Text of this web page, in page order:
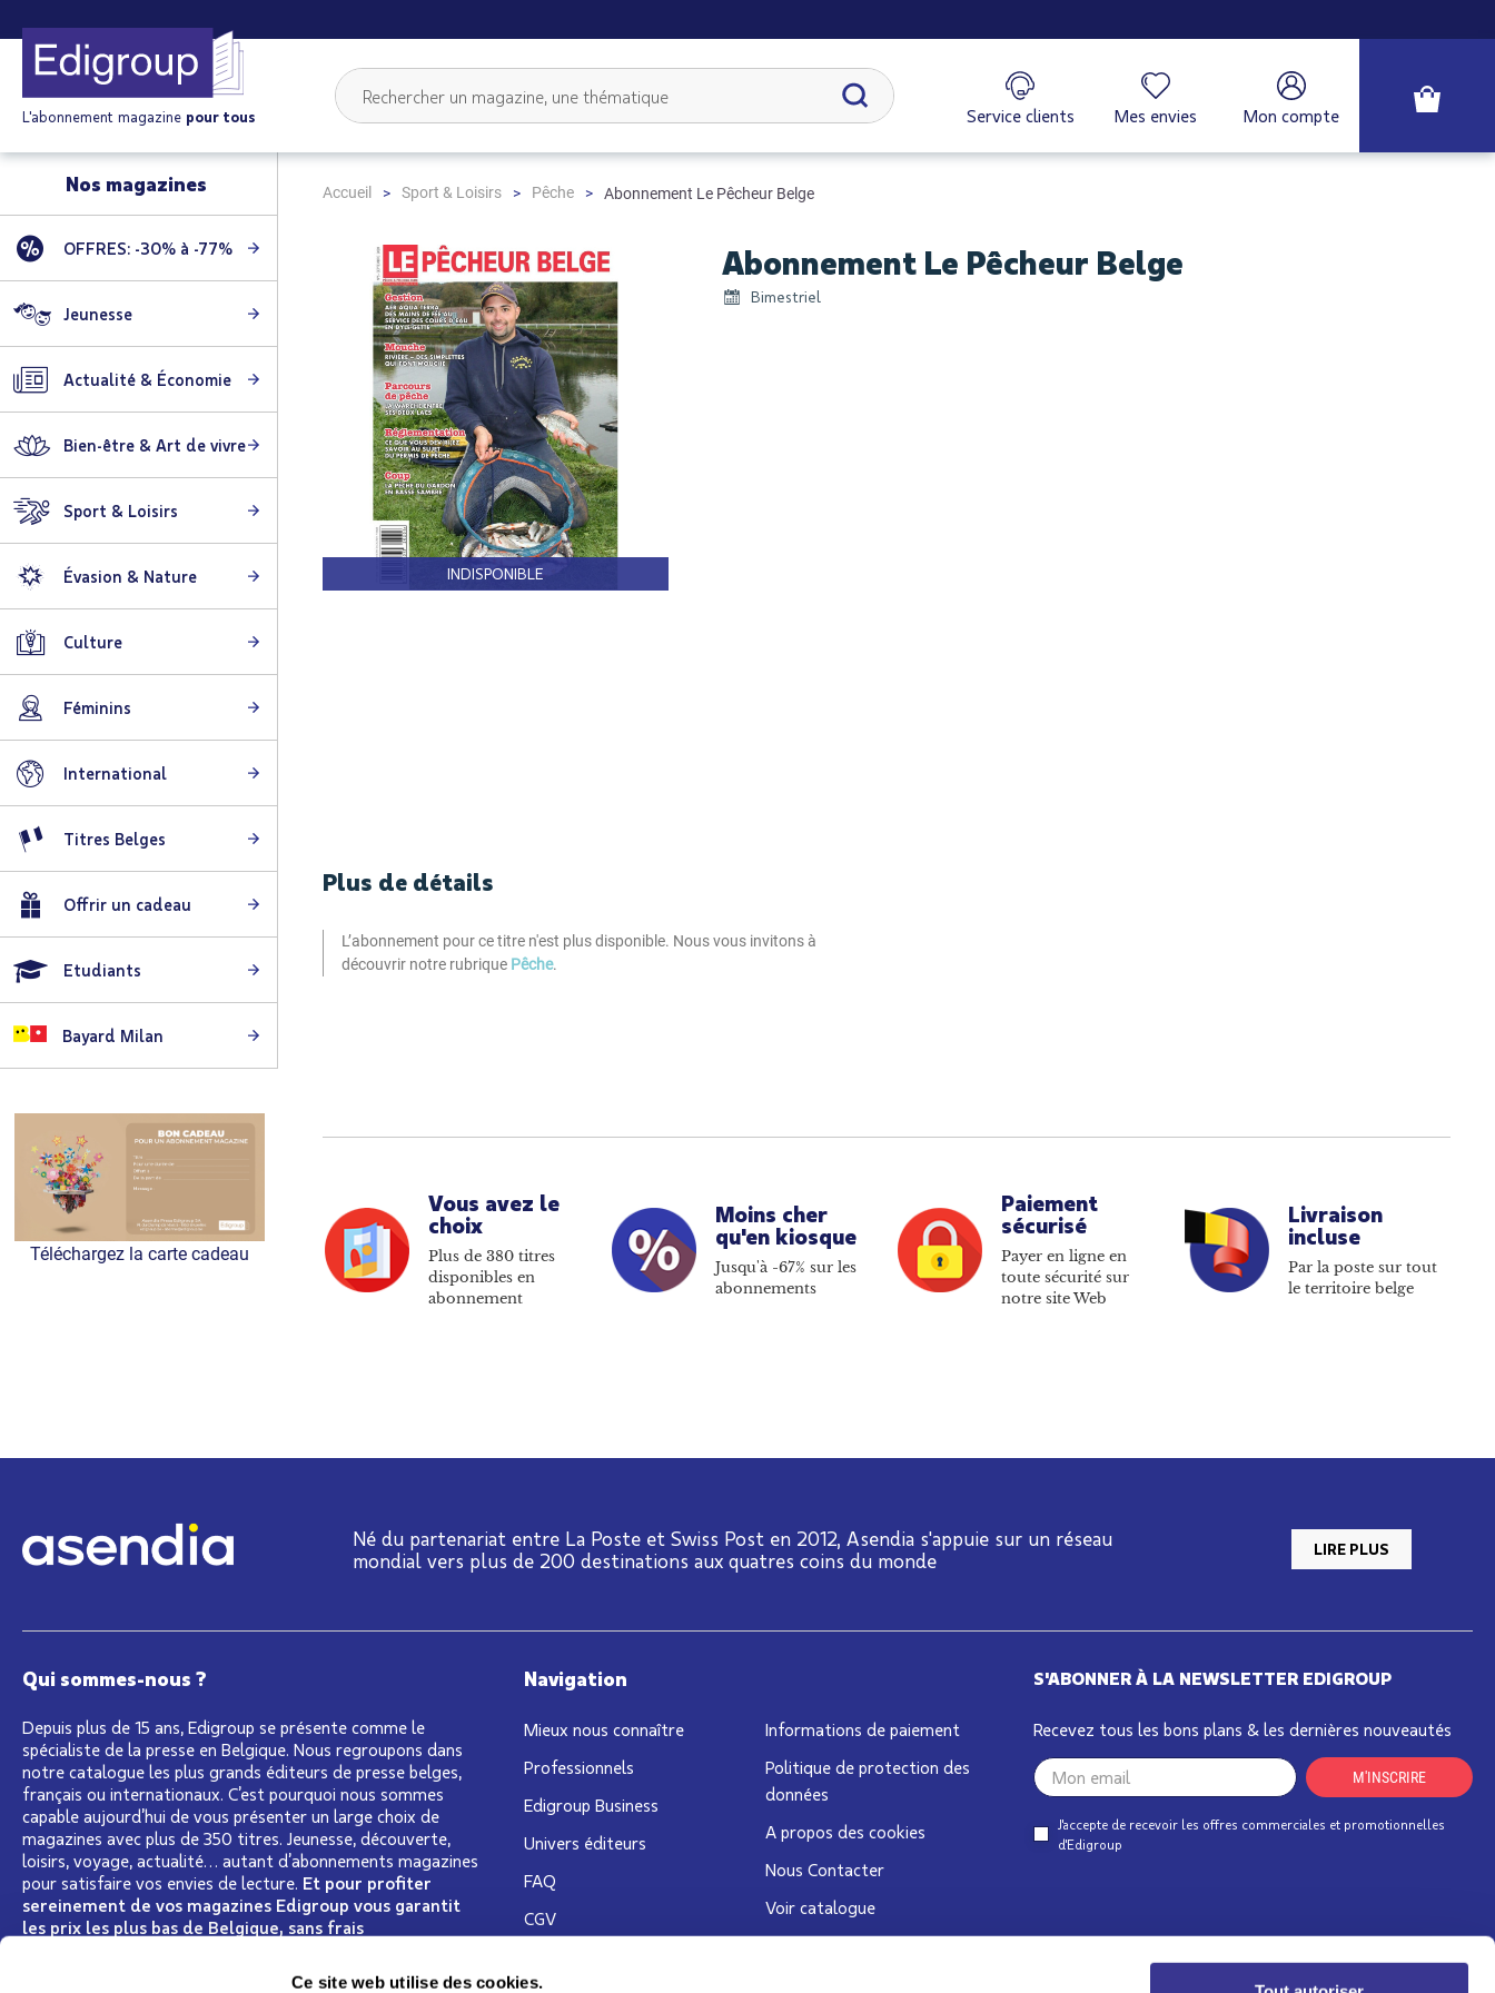
Ce site web utilise des cookies.
Service clients Mes envies Mon compte
L'abonnement magazine pour tous
Accueil Sport & Loisirs Pêche Abonnement Le Pêcheur Belge
INDISPONIBLE
images
gallery
Abonnement Le Pêcheur Belge
Bimestriel
Plus de détails
L’abonnement pour ce titre n'est plus disponible. Nous vous invitons à
découvrir notre rubrique Pêche.
Vous avez le
choix
Plus de 380 titres
disponibles en
abonnement
Moins cher
qu'en kiosque
Jusqu'à -67% sur les
abonnements
Paiement
sécurisé
Payer en ligne en
toute sécurité sur
notre site Web
Livraison
incluse
Par la poste sur tout
le territoire belge
Nos magazines
OFFRES: -30% à -77%
Jeunesse
Actualité & Économie
Bien-être & Art de vivre
Sport & Loisirs
Évasion & Nature
Culture
Féminins
International
Titres Belges
Offrir un cadeau
Etudiants
Bayard Milan
Téléchargez la carte cadeau
Né du partenariat entre La Poste et Swiss Post en 2012, Asendia s'appuie sur un réseau
mondial vers plus de 200 destinations aux quatres coins du monde
LIRE PLUS
Qui sommes-nous ?
Depuis plus de 15 ans, Edigroup se présente comme le
spécialiste de la presse en Belgique. Nous regroupons dans
notre catalogue les plus grands éditeurs de presse belges,
français ou internationaux. C’est pourquoi nous sommes
capable aujourd’hui de vous présenter un large choix de
magazines avec plus de 350 titres. Jeunesse, découverte,
loisirs, voyage, actualité… autant d’abonnements magazines
pour satisfaire vos envies de lecture. Et pour profiter
sereinement de vos magazines Edigroup vous garantit
les prix les plus bas de Belgique, sans frais
S'ABONNER À LA NEWSLETTER EDIGROUP
Recevez tous les bons plans & les dernières nouveautés
Your
email
M'INSCRIRE
J'accepte de recevoir les offres commerciales et promotionnelles
d'Edigroup
Navigation
Mieux nous connaître
Professionnels
Edigroup Business
Univers éditeurs
FAQ
CGV
Informations de paiement
Politique de protection des
données
A propos des cookies
Nous Contacter
Voir catalogue